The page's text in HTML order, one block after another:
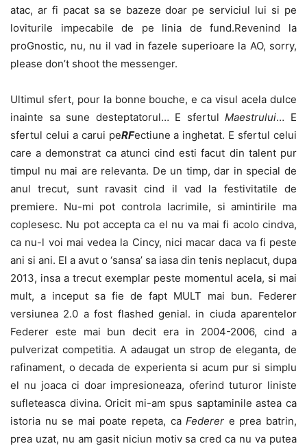
atac, ar fi pacat sa se bazeze doar pe serviciul lui si pe
loviturile impecabile de pe linia de fund.Revenind la
proGnostic, nu, nu il vad in fazele superioare la AO, sorry,
please don’t shoot the messenger.
Ultimul sfert, pour la bonne bouche, e ca visul acela dulce
inainte sa sune desteptatorul… E sfertulMaestrului… E
sfertul celui a carui peRFectiune a inghetat. E sfertul celui
care a demonstrat ca atunci cind esti facut din talent pur
timpul nu mai are relevanta. De un timp, dar in special de
anul trecut, sunt ravasit cind il vad la festivitatile de
premiere. Nu-mi pot controla lacrimile, si amintirile ma
coplesesc. Nu pot accepta ca el nu va mai fi acolo cindva,
ca nu-l voi mai vedea la Cincy, nici macar daca va fi peste
ani si ani. El a avut o ‘sansa’ sa iasa din tenis neplacut, dupa
2013, insa a trecut exemplar peste momentul acela, si mai
mult, a inceput sa fie de fapt MULT mai bun. Federer
versiunea 2.0 a fost flashed genial. in ciuda aparentelor
Federer este mai bun decit era in 2004-2006, cind a
pulverizat competitia. A adaugat un strop de eleganta, de
rafinament, o decada de experienta si acum pur si simplu
el nu joaca ci doar impresioneaza, oferind tuturor liniste
sufleteasca divina. Oricit mi-am spus saptaminile astea ca
istoria nu se mai poate repeta, caFederer e prea batrin,
prea uzat, nu am gasit niciun motiv sa cred ca nu va putea